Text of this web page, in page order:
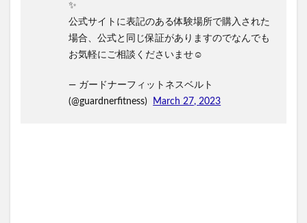
✨
公式サイトに表記のある体験場所で購入された
場合、公式と同じ保証がありますのでなんでも
お気軽にご相談くださいませ☺
— ガードナーフィットネスベルト
(@guardnerfitness)
March 27, 2023